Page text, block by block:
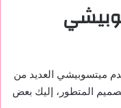
ميتسوبيشي العديد من
المتطور، إليك بعض